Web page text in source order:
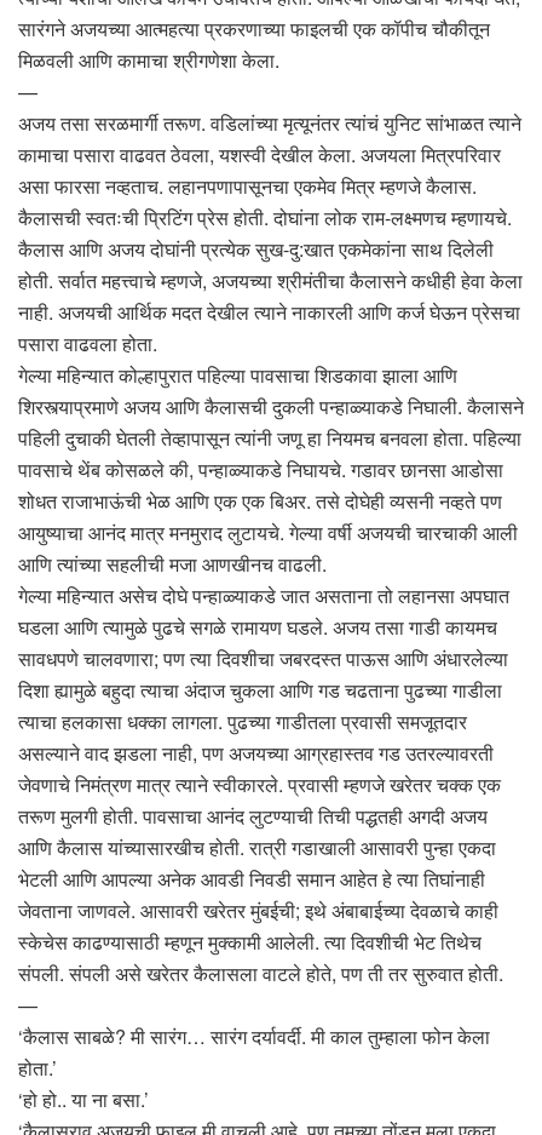
सारंगने अजयच्या आत्महत्या प्रकरणाच्या फाइलची एक कॉपीच चौकीतून
मिळवली आणि कामाचा श्रीगणेशा केला.
—
अजय तसा सरळमार्गी तरूण. वडिलांच्या मृत्यूनंतर त्यांचं युनिट सांभाळत त्याने
कामाचा पसारा वाढवत ठेवला, यशस्वी देखील केला. अजयला मित्रपरिवार
असा फारसा नव्हताच. लहानपणापासूनचा एकमेव मित्र म्हणजे कैलास.
कैलासची स्वतःची प्रिटिंग प्रेस होती. दोघांना लोक राम-लक्ष्मणच म्हणायचे.
कैलास आणि अजय दोघांनी प्रत्येक सुख-दु:खात एकमेकांना साथ दिलेली
होती. सर्वात महत्त्वाचे म्हणजे, अजयच्या श्रीमंतीचा कैलासने कधीही हेवा केला
नाही. अजयची आर्थिक मदत देखील त्याने नाकारली आणि कर्ज घेऊन प्रेसचा
पसारा वाढवला होता.
गेल्या महिन्यात कोल्हापुरात पहिल्या पावसाचा शिडकावा झाला आणि
शिरस्त्याप्रमाणे अजय आणि कैलासची दुकली पन्हाळ्याकडे निघाली. कैलासने
पहिली दुचाकी घेतली तेव्हापासून त्यांनी जणू हा नियमच बनवला होता. पहिल्या
पावसाचे थेंब कोसळले की, पन्हाळ्याकडे निघायचे. गडावर छानसा आडोसा
शोधत राजाभाऊंची भेळ आणि एक एक बिअर. तसे दोघेही व्यसनी नव्हते पण
आयुष्याचा आनंद मात्र मनमुराद लुटायचे. गेल्या वर्षी अजयची चारचाकी आली
आणि त्यांच्या सहलीची मजा आणखीनच वाढली.
गेल्या महिन्यात असेच दोघे पन्हाळ्याकडे जात असताना तो लहानसा अपघात
घडला आणि त्यामुळे पुढचे सगळे रामायण घडले. अजय तसा गाडी कायमच
सावधपणे चालवणारा; पण त्या दिवशीचा जबरदस्त पाऊस आणि अंधारलेल्या
दिशा ह्यामुळे बहुदा त्याचा अंदाज चुकला आणि गड चढताना पुढच्या गाडीला
त्याचा हलकासा धक्का लागला. पुढच्या गाडीतला प्रवासी समजूतदार
असल्याने वाद झडला नाही, पण अजयच्या आग्रहास्तव गड उतरल्यावरती
जेवणाचे निमंत्रण मात्र त्याने स्वीकारले. प्रवासी म्हणजे खरेतर चक्क एक
तरूण मुलगी होती. पावसाचा आनंद लुटण्याची तिची पद्धतही अगदी अजय
आणि कैलास यांच्यासारखीच होती. रात्री गडाखाली आसावरी पुन्हा एकदा
भेटली आणि आपल्या अनेक आवडी निवडी समान आहेत हे त्या तिघांनाही
जेवताना जाणवले. आसावरी खरेतर मुंबईची; इथे अंबाबाईच्या देवळाचे काही
स्केचेस काढण्यासाठी म्हणून मुक्कामी आलेली. त्या दिवशीची भेट तिथेच
संपली. संपली असे खरेतर कैलासला वाटले होते, पण ती तर सुरुवात होती.
—
‘कैलास साबळे? मी सारंग… सारंग दर्यावर्दी. मी काल तुम्हाला फोन केला
होता.’
‘हो हो.. या ना बसा.’